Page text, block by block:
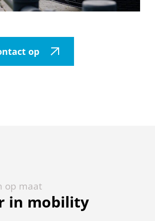
op
op maat
in mobility